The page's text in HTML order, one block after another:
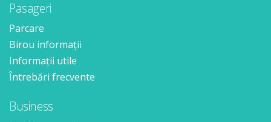
Pasageri
Parcare
Birou informații
Informații utile
Întrebări frecvente
Business